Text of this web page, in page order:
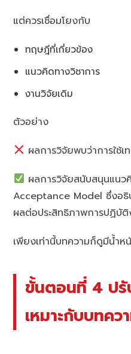
แต่ควรเชื่อมโยงกับ
ทฤษฎีที่เกี่ยวข้อง
แนวคิดทางวิชาการ
งานวิจัยเดิม
ตัวอย่าง
ผลการวิจัยพบว่าการใช้เ
ผลการวิจัยสนับสนุนแน
Acceptance Model ซึ่งอธิ
ผลต่อประสิทธิภาพการปฏิบัติ
เพียงเท่านี้บทความก็ดูมีน้ำห
ขั้นตอนที่ 4 ปรั
เหมาะกับบทคว